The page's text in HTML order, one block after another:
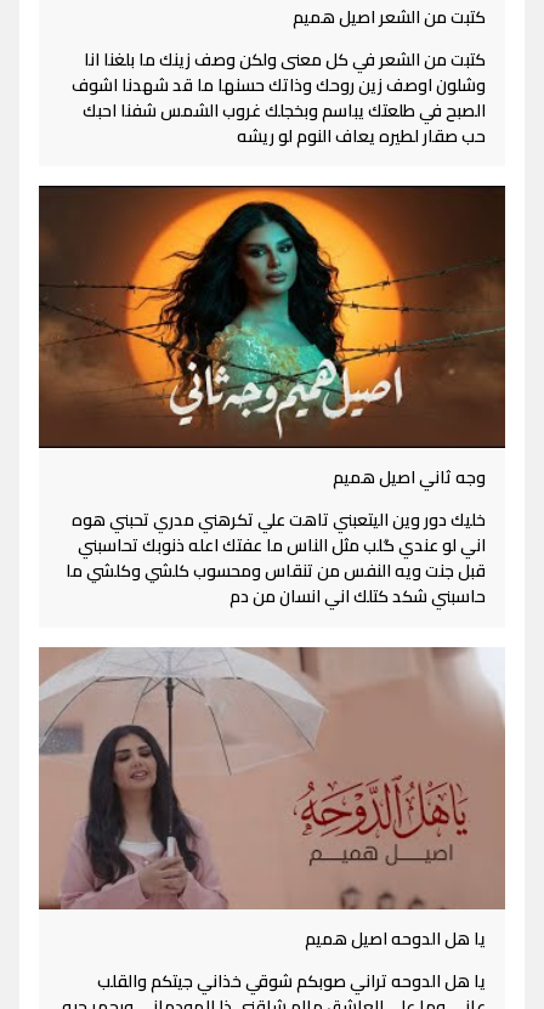
كتبت من الشعر اصيل هميم
كتبت من الشعر في كل معنى ولكن وصف زينك ما بلغنا انا
وشلون اوصف زين روحك وذاتك حسنها ما قد شهدنا اشوف
الصبح في طلعتك يباسم وبخجلك غروب الشمس شفنا احبك
حب صقار لطيره يعاف النوم لو ريشه
وجه ثاني اصيل هميم
خليك دور وين اليتعبني تاهت علي تكرهني مدري تحبني هوه
اني لو عندي گلب مثل الناس ما عفتك اعله ذنوبك تحاسبني
قبل جنت ويه النفس من تنقاس ومحسوب كلشي وكلشي ما
حاسبني شكد كتلك اني انسان من دم
يا هل الدوحه اصيل هميم
يا هل الدوحه تراني صوبكم شوقي خذاني جيتكم والقلب